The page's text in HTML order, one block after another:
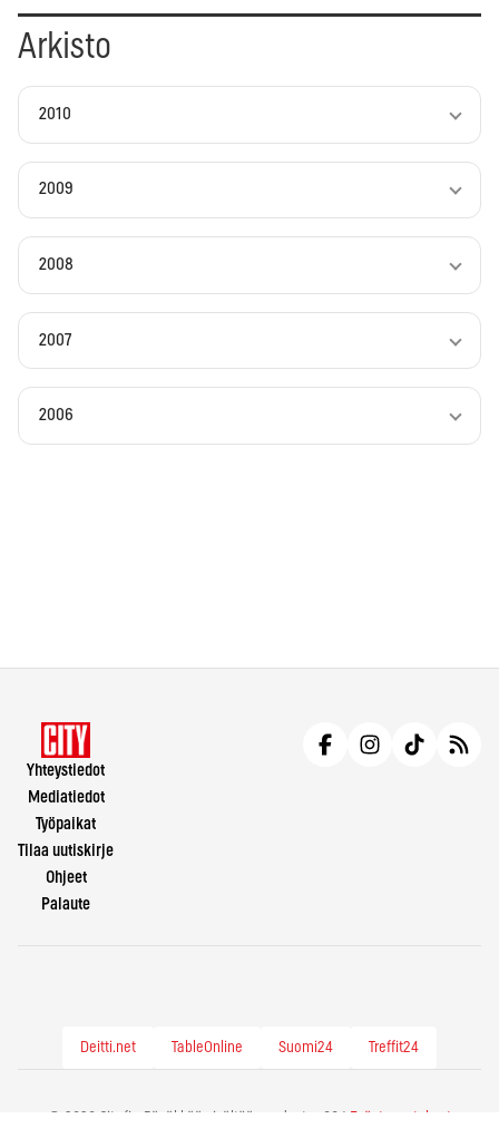
Arkisto
2010
2009
2008
2007
2006
Yhteystiedot
Mediatiedot
Työpaikat
Tilaa uutiskirje
Ohjeet
Palaute
Deitti.net TableOnline Suomi24 Treffit24